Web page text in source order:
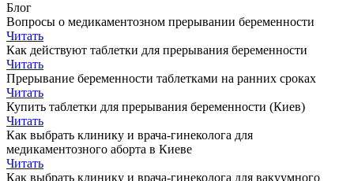
Блог
Вопросы о медикаментозном прерывании беременности
Читать
Как действуют таблетки для прерывания беременности
Читать
Прерывание беременности таблетками на ранних сроках
Читать
Купить таблетки для прерывания беременности (Киев)
Читать
Как выбрать клинику и врача-гинеколога для
медикаментозного аборта в Киеве
Читать
Как выбрать клинику и врача-гинеколога для вакуумного